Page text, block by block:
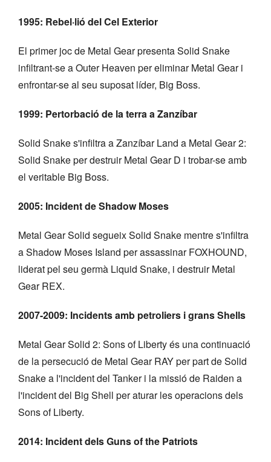
1995: Rebel·lió del Cel Exterior
El primer joc de Metal Gear presenta Solid Snake
infiltrant-se a Outer Heaven per eliminar Metal Gear i
enfrontar-se al seu suposat líder, Big Boss.
1999: Pertorbació de la terra a Zanzíbar
Solid Snake s'infiltra a Zanzíbar Land a Metal Gear 2:
Solid Snake per destruir Metal Gear D i trobar-se amb
el veritable Big Boss.
2005: Incident de Shadow Moses
Metal Gear Solid segueix Solid Snake mentre s'infiltra
a Shadow Moses Island per assassinar FOXHOUND,
liderat pel seu germà Liquid Snake, i destruir Metal
Gear REX.
2007-2009: Incidents amb petroliers i grans Shells
Metal Gear Solid 2: Sons of Liberty és una continuació
de la persecució de Metal Gear RAY per part de Solid
Snake a l'incident del Tanker i la missió de Raiden a
l'incident del Big Shell per aturar les operacions dels
Sons of Liberty.
2014: Incident dels Guns of the Patriots